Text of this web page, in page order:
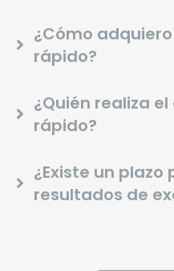
¿Cómo
rápido?
¿Quién realiza
rápido?
¿Existe un plazo
resultados de